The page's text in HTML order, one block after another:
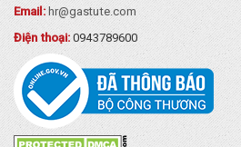
Email: hr@gastute.com
Điện thoại:0943789600